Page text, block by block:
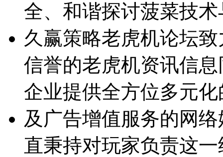
全、和谐探讨菠菜技
久赢策略老虎机论坛
信誉的老虎机资讯信
企业提供全方位多元
及广告增值服务的网
直秉持对玩家负责这